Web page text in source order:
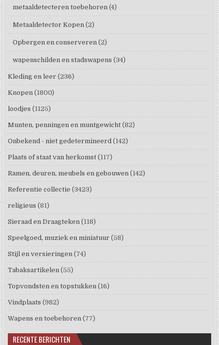
metaaldetecteren toebehoren (4)
Metaaldetector Kopen (2)
Opbergen en conserveren (2)
wapenschilden en stadswapens (34)
Kleding en leer (236)
Knopen (1800)
loodjes (1125)
Munten, penningen en muntgewicht (82)
Onbekend - niet gedetermineerd (142)
Plaats of staat van herkomst (117)
Ramen, deuren, meubels en gebouwen (142)
Referentie collectie (3423)
religieus (81)
Sieraad en Draagteken (118)
Speelgoed, muziek en miniatuur (58)
Stijl en versieringen (74)
Tabaksartikelen (55)
Topvondsten en topstukken (16)
Vindplaats (982)
Wapens en toebehoren (77)
RECENTE BERICHTEN